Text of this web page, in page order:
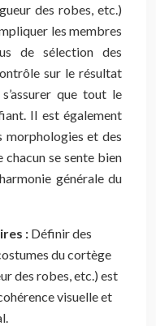
des robes, etc.)
les membres
de sélection des
sur le résultat
que tout le
Il est également
et des
chacun se sente bien
générale du
: Définir des
du cortège
des robes, etc.) est
visuelle et